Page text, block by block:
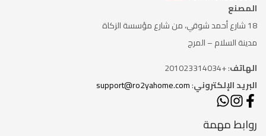
المصنع
18 شارع أحمد شوقي، من شارع
مؤسسة الزكاة
مدينة السلام – المرج
الهاتف: +201023314034
البريد الإلكتروني:
support@ro2yahome.com
روابط مهمة